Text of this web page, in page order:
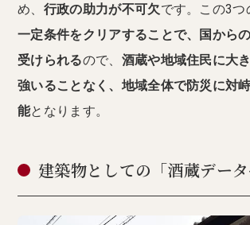
め、 行政の助力が不可欠です。この3つ
一定条件をクリアすることで、国から
受けられるので、 酒蔵や地域住民に大
強いることなく、地域全体で防災に対
能となります。
建築物としての「酒蔵デー